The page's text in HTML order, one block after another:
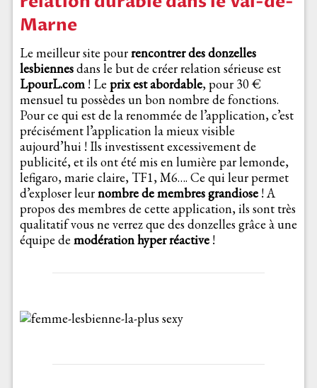
Marne
Le meilleur site pourrencontrer des donzelles
lesbiennesdans le but de créer relation sérieuse est
LpourL.com! Le prix est abordable, pour 30 €
mensuel tu possèdes un bon nombre de fonctions.
Pour ce qui est de la renommée de l’application, c’est
précisément l’application la mieux visible
aujourd’hui ! Ils investissent excessivement de
publicité, et ils ont été mis en lumière par lemonde,
lefigaro, marie claire, TF1, M6…. Ce qui leur permet
d’exploser leurnombre de membres grandiose! A
propos des membres de cette application, ils sont très
qualitatif vous ne verrez que des donzelles grâce à une
équipe de modération hyper réactive!